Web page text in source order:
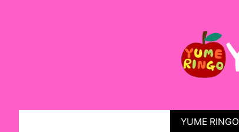
YUME RINGO